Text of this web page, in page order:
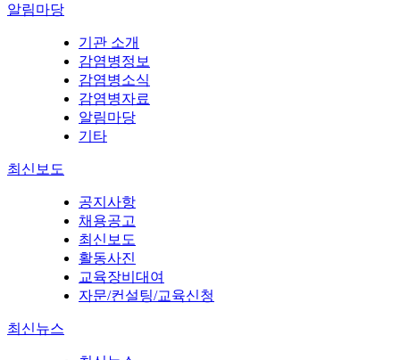
알림마당
기관 소개
감염병정보
감염병소식
감염병자료
알림마당
기타
최신보도
공지사항
채용공고
최신보도
활동사진
교육장비대여
자문/컨설팅/교육신청
최신뉴스